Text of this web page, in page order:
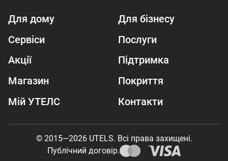
Для дому
Для бізнесу
Сервіси
Послуги
Акції
Підтримка
Магазин
Покриття
Мій УТЕЛС
Контакти
© 2015—2026 UTELS. Всі права захищені.
Публічний договір.